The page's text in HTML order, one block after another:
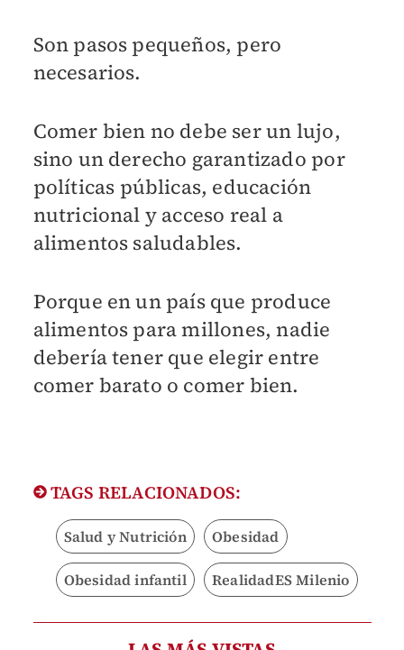
Son pasos pequeños, pero
necesarios.
Comer bien no debe ser un lujo,
sino un derecho garantizado por
políticas públicas, educación
nutricional y acceso real a
alimentos saludables.
Porque en un país que produce
alimentos para millones, nadie
debería tener que elegir entre
comer barato o comer bien.
TAGS RELACIONADOS:
Salud y Nutrición Obesidad
Obesidad infantil RealidadES Milenio